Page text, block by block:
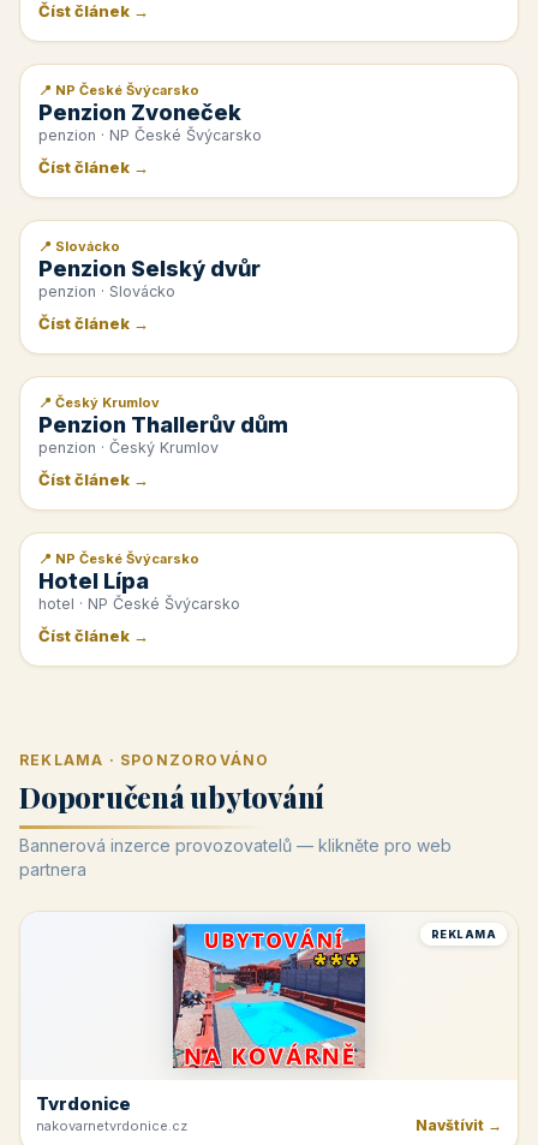
Číst článek →
📰 PR článek
📍 NP České Švýcarsko
Penzion Zvoneček
penzion · NP České Švýcarsko
Číst článek →
📰 PR článek
📍 Slovácko
Penzion Selský dvůr
penzion · Slovácko
Číst článek →
📰 PR článek
📍 Český Krumlov
Penzion Thallerův dům
penzion · Český Krumlov
Číst článek →
📰 PR článek
📍 NP České Švýcarsko
Hotel Lípa
hotel · NP České Švýcarsko
Číst článek →
REKLAMA · SPONZOROVÁNO
Doporučená ubytování
Bannerová inzerce provozovatelů — klikněte pro web
partnera
REKLAMA
Tvrdonice
nakovarnetvrdonice.cz Navštívit →